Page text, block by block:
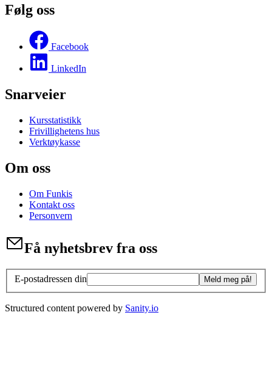
Følg oss
Facebook
LinkedIn
Snarveier
Kursstatistikk
Frivillighetens hus
Verktøykasse
Om oss
Om Funkis
Kontakt oss
Personvern
Få nyhetsbrev fra oss
E-postadressen din Meld meg på!
Structured content powered by Sanity.io